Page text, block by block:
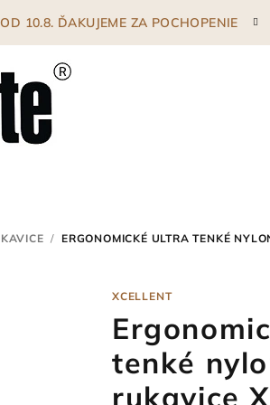
10.8. ĎAKUJEME ZA POCHOPENIE
/ ERGONOMICKÉ ULTRA TENKÉ
XCELLENT
tenké
rukavice